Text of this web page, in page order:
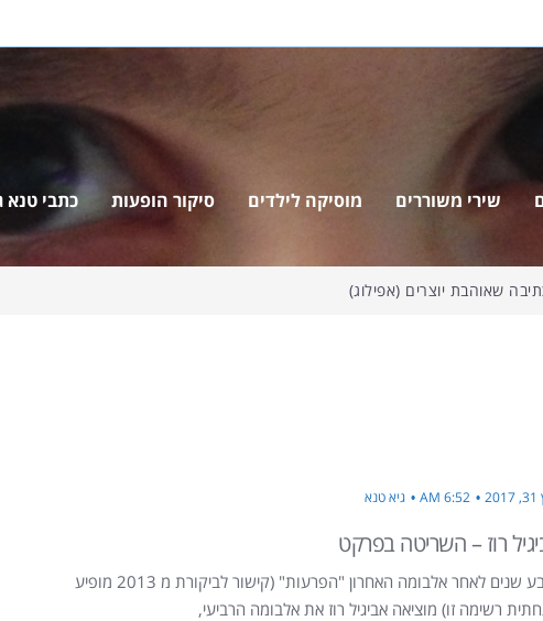
שירי משוררים מוסיקה לילדים סיקור הופעות כתבי טנא
שאוהבת יוצרים (אפילוג)
6:52 AM גיא טנא
רוז – השריטה בפרקט
ארבע שנים לאחר אלבומה האחרון "הפרעות" (קישור לביקורת מ 2013 מופיע
רשימה זו) מוציאה אביגיל רוז את אלבומה הרביעי,